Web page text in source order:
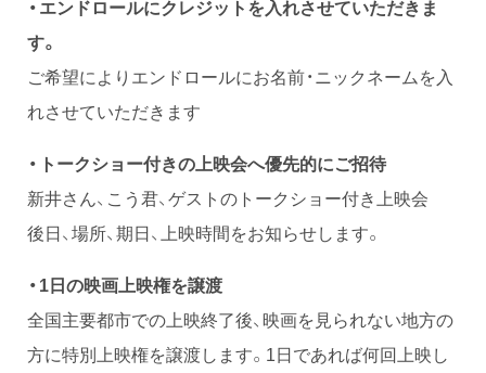
・エンドロールにクレジットを入れさせていただきま
す。
ご希望によりエンドロールにお名前・ニックネームを入
れさせていただきます
・トークショー付きの上映会へ優先的にご招待
新井さん、こう君、ゲストのトークショー付き上映会
後日、場所、期日、上映時間をお知らせします。
・1日の映画上映権を譲渡
全国主要都市での上映終了後、映画を見られない地方の
方に特別上映権を譲渡します。1日であれば何回上映し